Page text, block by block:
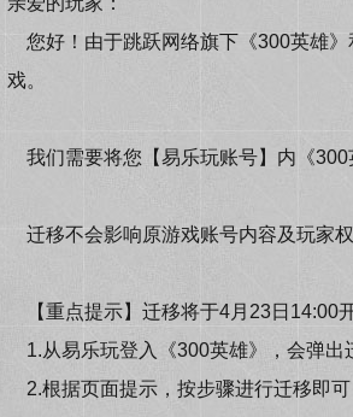
您好！由于跳跃网络旗下《300英雄》
戏。
我们需要将您【易乐玩账号】内《300
迁移不会影响原游戏账号内容及玩家
【重点提示】迁移将于4月23日14:00
1.从易乐玩登入《300英雄》，会弹出
2.根据页面提示，按步骤进行迁移即可